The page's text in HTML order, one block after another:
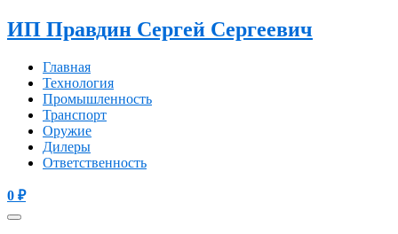
ИП Правдин Сергей Сергеевич
Главная
Технология
Промышленность
Транспорт
Оружие
Дилеры
Ответственность
0 ₽